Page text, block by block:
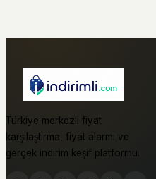
Türkiye merkezli fiyat
karşılaştırma, fiyat alarmı ve
gerçek indirim keşif platformu.